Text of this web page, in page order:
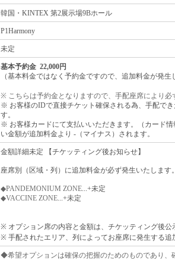
韓国・KINTEX 第2展示場9Bホール
P1Harmony
未定
基本予約金 22,000円
（基本料金ではなく予約金ですので、追加料金が発生
※ こちらは予約金となりますので、手配座席により必
※ お客様のIDで直接チケット確保される為、手配で
す。
※ お客様カードにて支払いいただきます。（カード
い金額が追加料金より -（マイナス）されます。
金額詳細未定 【チケッティング後お知らせ】
座席別（区域・列）に追加料金が必ず発生いたします
◆PANDEMONIUM ZONE...+未定
◆VACCINE ZONE...+未定
※ オプション席の内容と金額は、チケッティング後公
※ 手配されたエリア、列によってお座席に発生する追
◆希望オプションは確保の把握のためのものであり、